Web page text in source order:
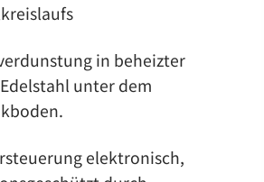
in beheizter
unter dem
elektronisch,